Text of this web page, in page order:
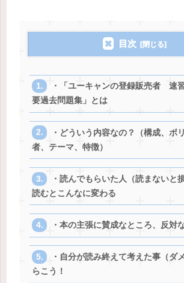
目次
・「ユーキャンの登録販売者 速
要過去問題集」とは
・どういう内容なの？（構成、ボ
者、テーマ、特徴）
・読んでもらいた人（読まないと
読むとこんなに変わる
・本の主張に賛成なところ、反対
・自分が読み終えて考えた事（ダ
らこう！